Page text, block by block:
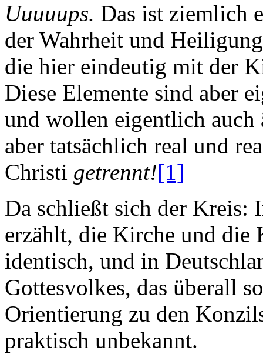
Uuuuups. Das ist ziemlich
der Wahrheit und
die hier eindeutig mit der
Diese Elemente sind aber
und wollen eigentlich
aber tatsächlich real und
Christi getrennt![1]
Da schließt sich der Kreis:
erzählt, die Kirche und die
identisch, und in
Gottesvolkes, das überall
Orientierung zu den
praktisch unbekannt.